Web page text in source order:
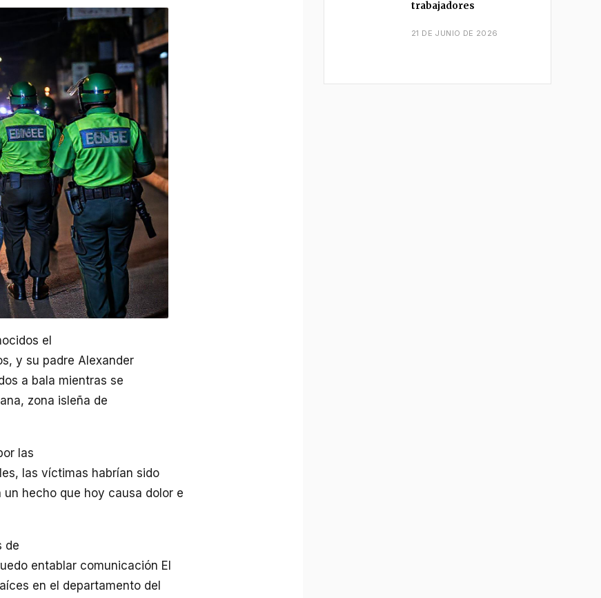
el
y su padre Alexander
a bala mientras se
zona isleña de
las
las víctimas habrían sido
hecho que hoy causa dolor e
de
entablar comunicación El
en el departamento del
trabajadores
21 DE JUNIO DE 2026